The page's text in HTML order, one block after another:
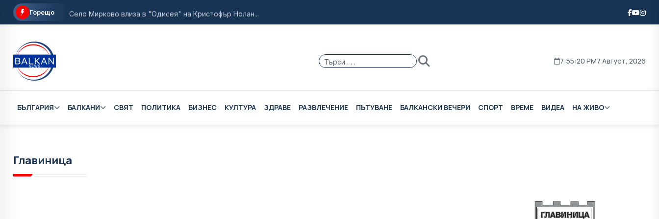
Горещо Село Мирково влиза в "Одисея" на Кристофър Нолан...
МВнР с най-висока степен на предупреждение за Куба...
7:55:21 PM7 Август, 2026
БЪЛГАРИЯ БАЛКАНИ СВЯТ ПОЛИТИКА БИЗНЕС КУЛТУРА ЗДРАВЕ РАЗВЛЕЧЕНИЕ ПЪТУВАНЕ БАЛКАНСКИ ВЕЧЕРИ СПОРТ ВРЕМЕ ВИДЕА НА ЖИВО
Главиница